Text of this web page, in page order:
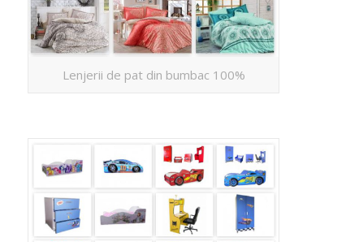
Lenjerii de pat din bumbac 100%